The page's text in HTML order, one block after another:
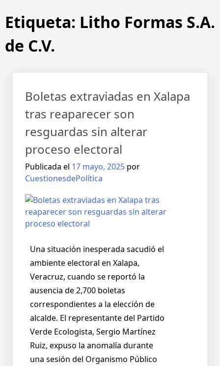
Saltar
contenido
Etiqueta: Litho Formas S.A.
de C.V.
Boletas extraviadas en Xalapa
tras reaparecer son
resguardas sin alterar
proceso electoral
Publicada el 17 mayo, 2025 por
CuestionesdePolítica
Una situación inesperada sacudió el
ambiente electoral en Xalapa,
Veracruz, cuando se reportó la
ausencia de 2,700 boletas
correspondientes a la elección de
alcalde. El representante del Partido
Verde Ecologista, Sergio Martínez
Ruiz, expuso la anomalía durante
una sesión del Organismo Público